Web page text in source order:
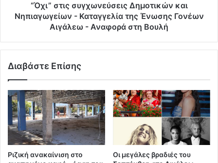
“Όχι” στις συγχωνεύσεις Δημοτικών και
Νηπιαγωγείων - Καταγγελία της Ένωσης Γονέων
Αιγάλεω - Αναφορά στη Βουλή
Διαβάστε Επίσης
Ριζική ανακαίνιση στο
Οι μεγάλες βραδιές του